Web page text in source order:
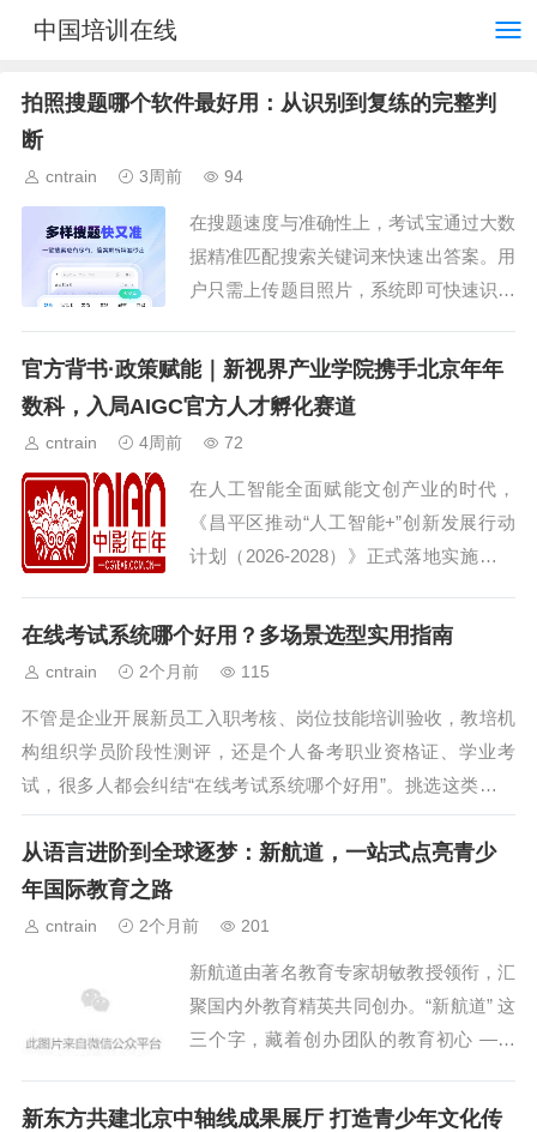
中国培训在线
拍照搜题哪个软件最好用：从识别到复练的完整判
断
cntrain 3周前 94
在搜题速度与准确性上，考试宝通过大数
据精准匹配搜索关键词来快速出答案。用
户只需上传题目照片，系统即可快速识别
门到看到解析，整个过程几乎没有等待
感。同时，题库内的试题...
官方背书·政策赋能｜新视界产业学院携手北京年年
数科，入局AIGC官方人才孵化赛道
cntrain 4周前 72
在人工智能全面赋能文创产业的时代，
《昌平区推动“人工智能+”创新发展行动
计划（2026-2028）》正式落地实施，区
智能创作等新兴产业发展，海量企业落
在线考试系统哪个好用？多场景选型实用指南
cntrain 2个月前 115
不管是企业开展新员工入职考核、岗位技能培训验收，教培机
构组织学员阶段性测评，还是个人备考职业资格证、学业考
试，很多人都会纠结“在线考试系统哪个好用”。挑选这类工具
时，核心要匹配自身的使用场景、功能需求...
从语言进阶到全球逐梦：新航道，一站式点亮青少
年国际教育之路
cntrain 2个月前 201
新航道由著名教育专家胡敏教授领衔，汇
聚国内外教育精英共同创办。“新航道” 这
三个字，藏着创办团队的教育初心 ——
语” 的局限，开辟一条真正适合中国青少
新东方共建北京中轴线成果展厅 打造青少年文化传